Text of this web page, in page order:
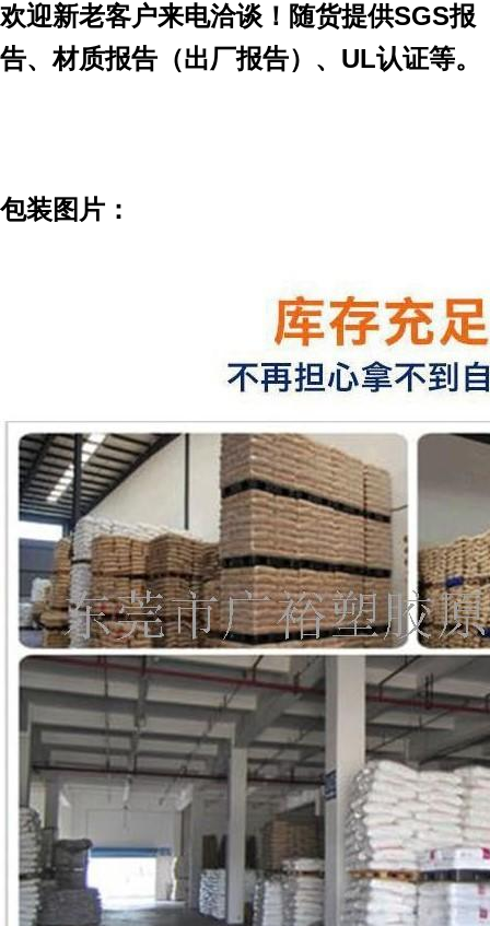
欢迎新老客户来电洽谈！随货提供SGS报
告、材质报告（出厂报告）、 UL认证等。
包装图片：